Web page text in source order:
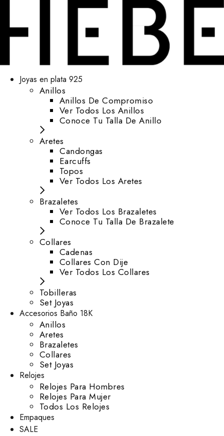
Joyas en plata 925
Anillos
Anillos De Compromiso
Ver Todos Los Anillos
Conoce Tu Talla De Anillo
Aretes
⁠Candongas
Earcuffs
Topos
Ver Todos Los Aretes
Brazaletes
Ver Todos Los Brazaletes
Conoce Tu Talla De Brazalete
Collares
Cadenas
Collares Con Dije
Ver Todos Los Collares
Tobilleras
Set Joyas
Accesorios Baño 18K
Anillos
Aretes
Brazaletes
Collares
Set Joyas
Relojes
Relojes Para Hombres
Relojes Para Mujer
Todos Los Relojes
Empaques
SALE